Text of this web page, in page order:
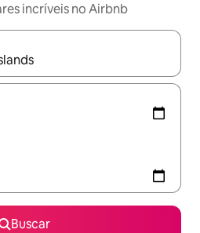
incríveis no Airbnb
disponíveis, explore-os
Buscar